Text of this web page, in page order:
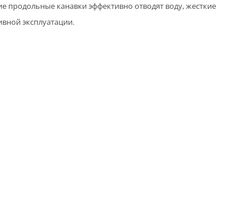
канавки эффективно отводят воду, жесткие
эксплуатации.